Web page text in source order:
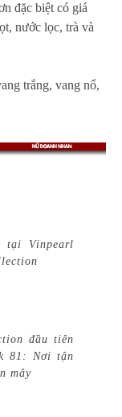
đặc biệt có giá
nước lọc, trà và
trắng, vang nổ,
tại Vinpearl
đầu tiên
81: Nơi tận
mây